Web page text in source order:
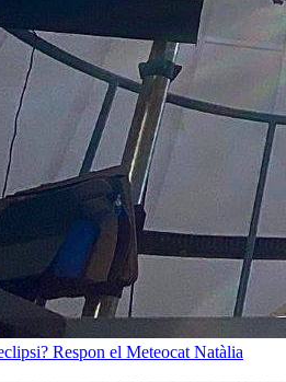
Respon el Meteocat Natàlia